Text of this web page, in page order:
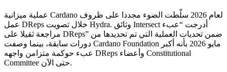
عملية ميزانية Cardano لعام 2026 سلّطت الضوء مجددا على ظروف
عمل DReps خلال تصويت Hydra. وثائق Intersect أدرجت “عبء
مراجعة ثقيلا على DReps” ضمن تحديات العملية التي تم تحديدها من
دورات سابقة، بينما وصفت Cardano Foundation مايو 2026 بأنه أكبر
عبء حوكمة متزامن واجهه DReps وأعضاء Constitutional
Committee حتى الآن.